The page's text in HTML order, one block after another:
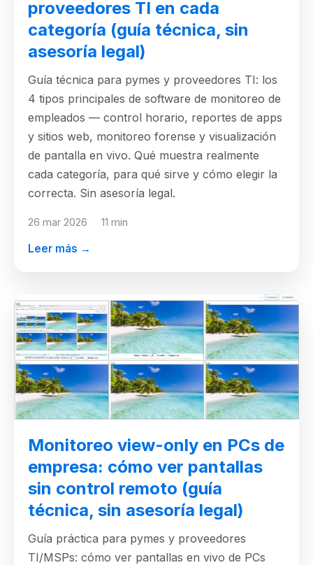
proveedores TI en cada
categoría (guía técnica, sin
asesoría legal)
Guía técnica para pymes y proveedores TI: los
4 tipos principales de software de monitoreo de
empleados — control horario, reportes de apps
y sitios web, monitoreo forense y visualización
de pantalla en vivo. Qué muestra realmente
cada categoría, para qué sirve y cómo elegir la
correcta. Sin asesoría legal.
26 mar 2026 11 min
Leer más →
Monitoreo view-only en PCs de
empresa: cómo ver pantallas
sin control remoto (guía
técnica, sin asesoría legal)
Guía práctica para pymes y proveedores
TI/MSPs: cómo ver pantallas en vivo de PCs